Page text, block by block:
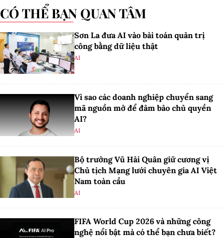
CÓ THỂ BẠN QUAN TÂM
Sơn La đưa AI vào bài toán quản trị
công bằng dữ liệu thật
AI
Vì sao các doanh nghiệp chuyển sang
mã nguồn mở để đảm bảo chủ quyền
AI?
AI
Bộ trưởng Vũ Hải Quân giữ cương vị
Chủ tịch Mạng lưới chuyên gia AI Việt
Nam toàn cầu
AI
FIFA World Cup 2026 và những công
nghệ nổi bật mà có thể bạn chưa biết?